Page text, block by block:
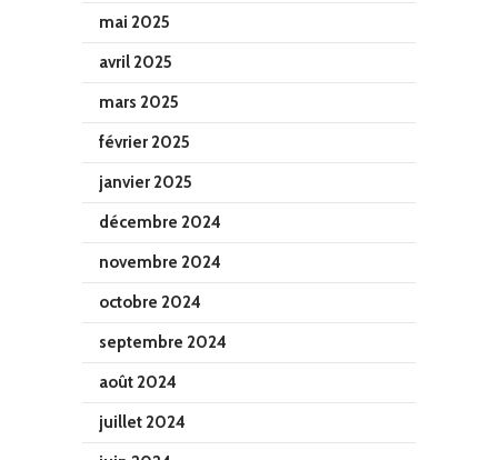
mai 2025
avril 2025
mars 2025
février 2025
janvier 2025
décembre 2024
novembre 2024
octobre 2024
septembre 2024
août 2024
juillet 2024